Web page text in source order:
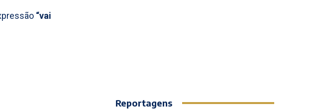
“vai
Reportagens